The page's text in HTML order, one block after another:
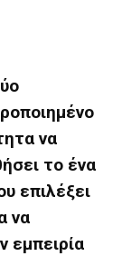
να
το ένα
επιλέξει
να
εμπειρία